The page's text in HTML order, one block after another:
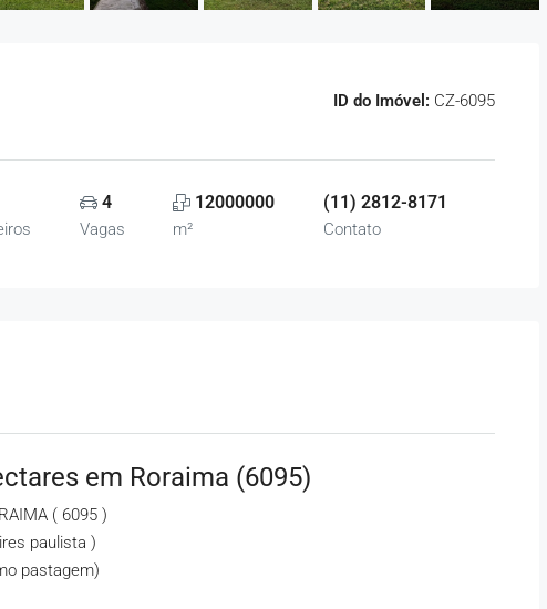
ID do Imóvel: CZ-6095
4
Vagas
12000000
m²
(11) 2812-8171
Contato
em Roraima (6095)
( 6095 )
paulista )
pastagem)